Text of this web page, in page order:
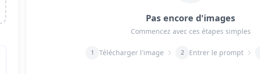
Pas encore d'images
Commencez avec ces étapes simples
1 Télécharger l'image 2 Entrer le prompt